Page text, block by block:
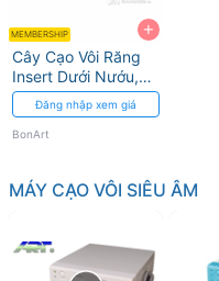
đầy
đủ
+
MEMBERSHIP
Cây Cạo Vôi Răng
Insert Dưới Nướu,
Trên Nướu ART
Đăng nhập xem giá
BonArt
MÁY CẠO VÔI SIÊU ÂM